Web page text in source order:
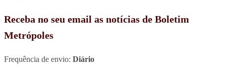
Receba no seu email as notícias de Boletim
Metrópoles
Frequência de envio: Diário